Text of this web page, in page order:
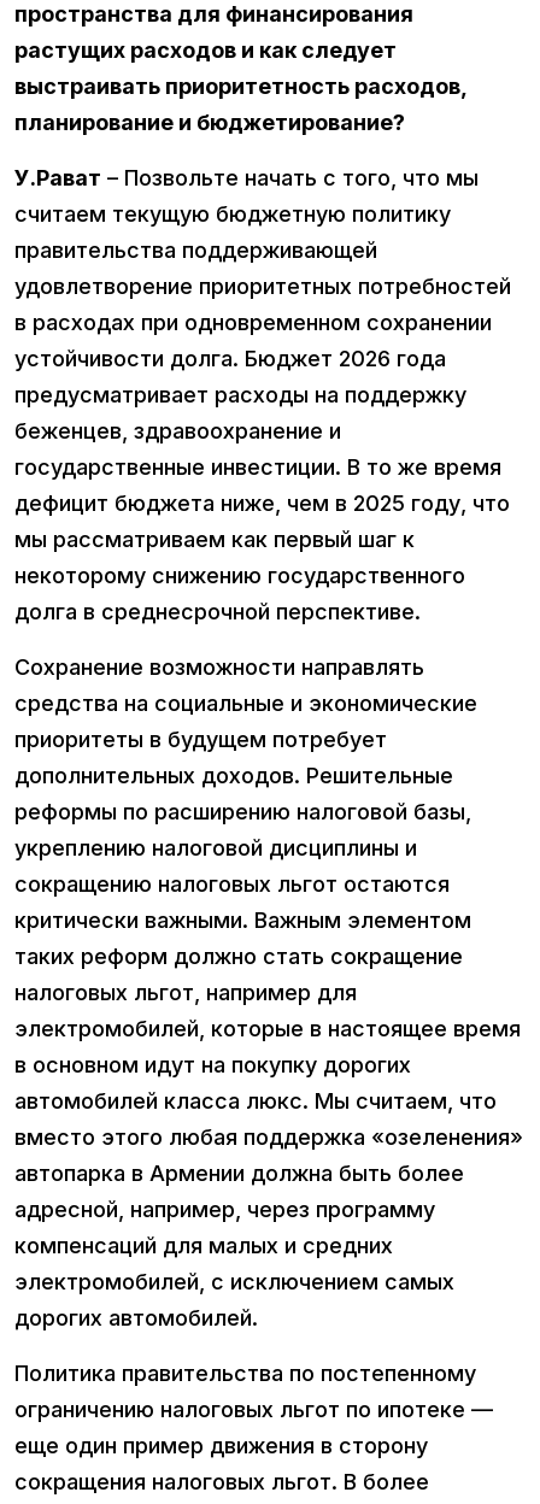
пространства для финансирования
растущих расходов и как следует
выстраивать приоритетность расходов,
планирование и бюджетирование?
У.Рават – Позвольте начать с того, что мы
считаем текущую бюджетную политику
правительства поддерживающей
удовлетворение приоритетных потребностей
в расходах при одновременном сохранении
устойчивости долга. Бюджет 2026 года
предусматривает расходы на поддержку
беженцев, здравоохранение и
государственные инвестиции. В то же время
дефицит бюджета ниже, чем в 2025 году, что
мы рассматриваем как первый шаг к
некоторому снижению государственного
долга в среднесрочной перспективе.
Сохранение возможности направлять
средства на социальные и экономические
приоритеты в будущем потребует
дополнительных доходов. Решительные
реформы по расширению налоговой базы,
укреплению налоговой дисциплины и
сокращению налоговых льгот остаются
критически важными. Важным элементом
таких реформ должно стать сокращение
налоговых льгот, например для
электромобилей, которые в настоящее время
в основном идут на покупку дорогих
автомобилей класса люкс. Мы считаем, что
вместо этого любая поддержка «озеленения»
автопарка в Армении должна быть более
адресной, например, через программу
компенсаций для малых и средних
электромобилей, с исключением самых
дорогих автомобилей.
Политика правительства по постепенному
ограничению налоговых льгот по ипотеке —
еще один пример движения в сторону
сокращения налоговых льгот. В более